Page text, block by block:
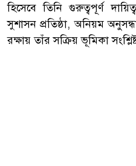
হিসেবে তিনি গুরুত্বপূর্ণ
সুশাসন প্রতিষ্ঠা, অনিয়ম
রক্ষায় তাঁর সক্রিয় ভূমিকা